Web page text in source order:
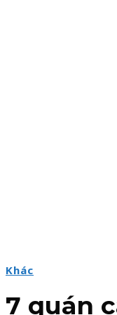
Khác
7 quán